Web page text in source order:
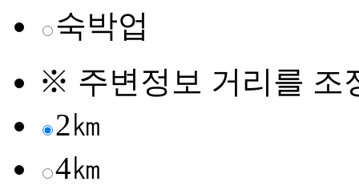
숙박업
※ 주변정보 거리를 조
2㎞
4㎞